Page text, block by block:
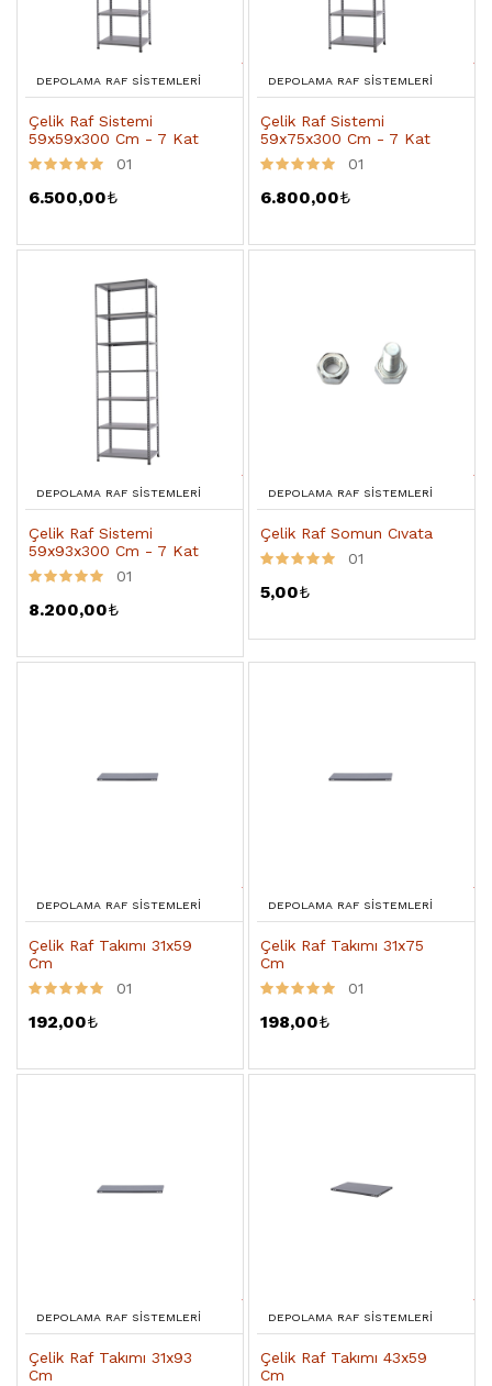
DEPOLAMA RAF SISTEMLERI
Çelik Raf Sistemi
59x59x300 Cm - 7 Kat
01
6.500,00₺
DEPOLAMA RAF SISTEMLERI
Çelik Raf Sistemi
59x75x300 Cm - 7 Kat
01
6.800,00₺
DEPOLAMA RAF SISTEMLERI
Çelik Raf Sistemi
59x93x300 Cm - 7 Kat
01
8.200,00₺
DEPOLAMA RAF SISTEMLERI
Çelik Raf Somun Cıvata
01
5,00₺
DEPOLAMA RAF SISTEMLERI
Çelik Raf Takımı 31x59
Cm
01
192,00₺
DEPOLAMA RAF SISTEMLERI
Çelik Raf Takımı 31x75
Cm
01
198,00₺
DEPOLAMA RAF SISTEMLERI
Çelik Raf Takımı 31x93
Cm
DEPOLAMA RAF SISTEMLERI
Çelik Raf Takımı 43x59
Cm